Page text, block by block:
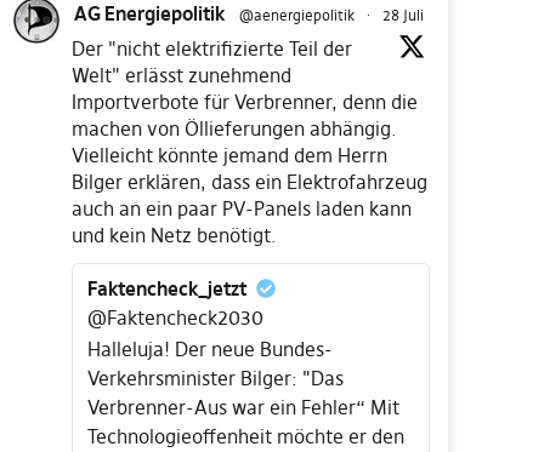
AG Energiepolitik @aenergiepolitik · 28 Juli
Der "nicht elektrifizierte Teil der
Welt" erlässt zunehmend
Importverbote für Verbrenner, denn die
machen von Öllieferungen abhängig.
Vielleicht könnte jemand dem Herrn
Bilger erklären, dass ein Elektrofahrzeug
auch an ein paar PV-Panels laden kann
und kein Netz benötigt.
Faktencheck_jetzt
@Faktencheck2030
Halleluja! Der neue Bundes-
Verkehrsminister Bilger: "Das
Verbrenner-Aus war ein Fehler“ Mit
Technologieoffenheit möchte er den